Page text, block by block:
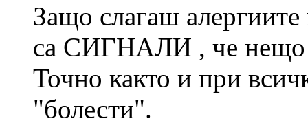
Защо слагаш
са СИГНАЛИ , че нещо
Точно както и при
"болести".